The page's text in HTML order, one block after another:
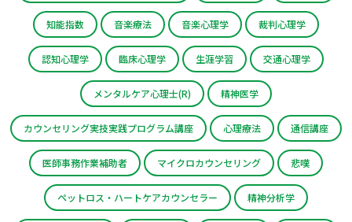
知能指数 音楽療法 音楽心理学 裁判心理学
認知心理学 臨床心理学 生涯学習 交通心理学
メンタルケア心理士(R) 精神医学
カウンセリング実技実践プログラム講座 心理療法 通信講座
医師事務作業補助者 マイクロカウンセリング 悲嘆
ペットロス・ハートケアカウンセラー 精神分析学